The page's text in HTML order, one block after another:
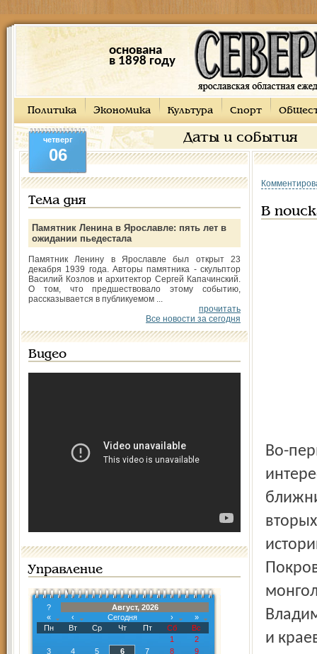
основана
в 1898 году
Политика Экономика Культура Спорт
Даты и события
четверг
06
Тема дня
Памятник Ленина в Ярославле: пять лет в
ожидании пьедестала
Памятник Ленину в Ярославле был открыт 23
декабря 1939 года. Авторы памятника - скульптор
Василий Козлов и архитектор Сергей Капачинский.
О том, что предшествовало этому событию,
рассказывается в публикуемом ...
прочитать
Все новости за сегодня
Видео
Управление
?
Август, 2026
«
‹ Сегодня ›
»
Пн
Вт Ср Чт Пт Сб
Вс
1
2
3
4 5 6 7 8
9
В
Во-
и